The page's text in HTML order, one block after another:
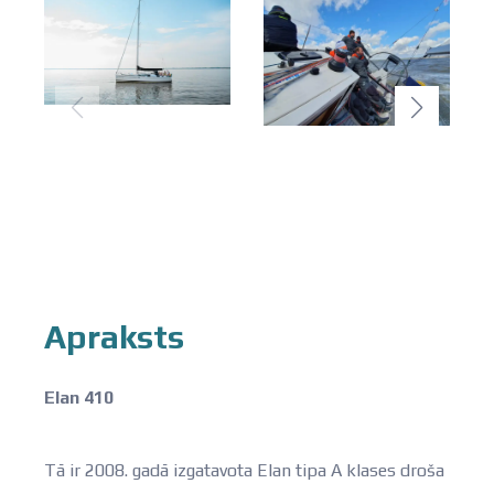
Apraksts
Elan 410
Tā ir 2008. gadā izgatavota Elan tipa A klases droša